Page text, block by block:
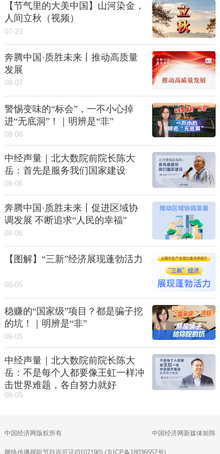
【节气里的大美中国】山河染金，
人间立秋（视频）
07-23
奔腾中国·质胜未来丨推动高质量
发展
08-07
警惕变味的“标会”，一不小心掉
进“无底洞”！｜明辨是“非”
08-06
中经声量｜北大数院前院长陈大
岳：首先是服务我们国家建设
08-06
奔腾中国·质胜未来丨促进区域协
调发展 不断追求“人民的幸福”
08-06
【图解】“三新”经济展现蓬勃活力
08-05
稳赚的“国家级”项目？都是骗子挖
的坑！｜明辨是“非”
08-05
中经声量｜北大数院前院长陈大
岳：不是每个人都要像王虹一样冲
击世界难题，各自努力就好
08-05
中国经济网版权所有 中国经济网新媒体矩阵
网络传播视听节目许可证(0107190) (京ICP备18036557号)